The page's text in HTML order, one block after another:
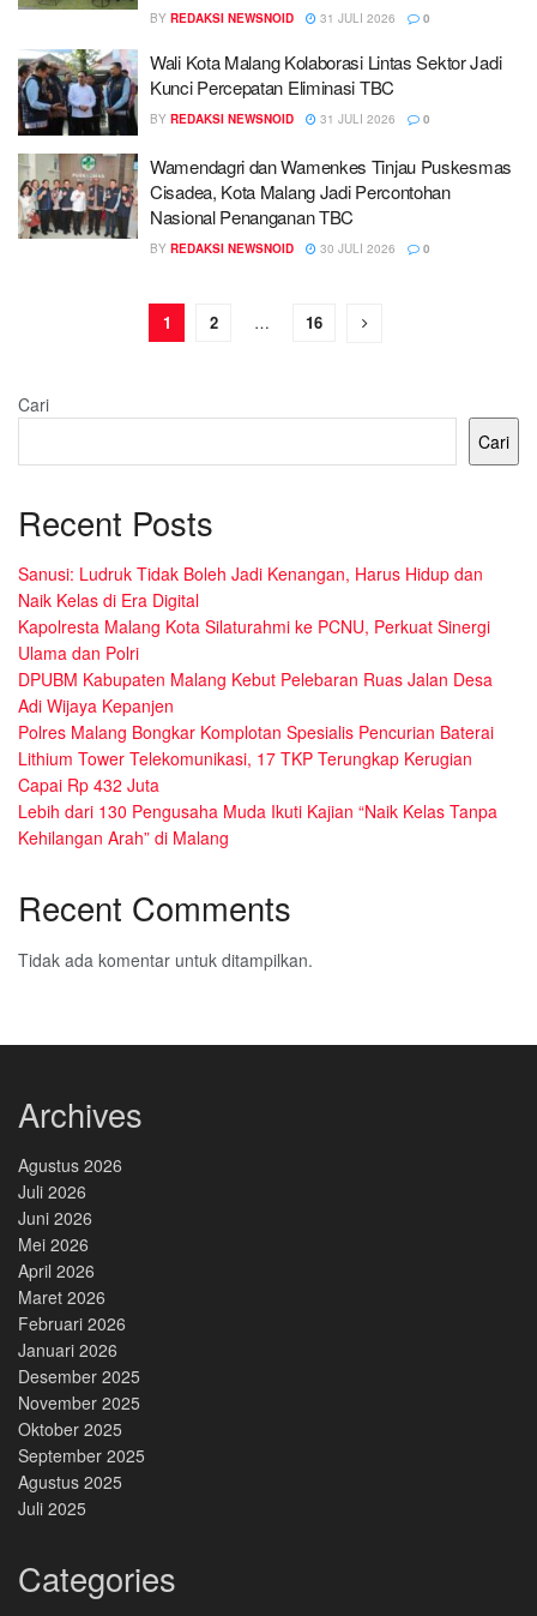
BY REDAKSI NEWSNOID 31 JULI 2026 0
Wali Kota Malang Kolaborasi Lintas Sektor Jadi
Kunci Percepatan Eliminasi TBC
BY REDAKSI NEWSNOID 31 JULI 2026 0
Wamendagri dan Wamenkes Tinjau Puskesmas
Cisadea, Kota Malang Jadi Percontohan
Nasional Penanganan TBC
BY REDAKSI NEWSNOID 30 JULI 2026 0
1 2 … 16
Cari
Cari
Recent Posts
Sanusi: Ludruk Tidak Boleh Jadi Kenangan, Harus Hidup dan
Naik Kelas di Era Digital
Kapolresta Malang Kota Silaturahmi ke PCNU, Perkuat Sinergi
Ulama dan Polri
DPUBM Kabupaten Malang Kebut Pelebaran Ruas Jalan Desa
Adi Wijaya Kepanjen
Polres Malang Bongkar Komplotan Spesialis Pencurian Baterai
Lithium Tower Telekomunikasi, 17 TKP Terungkap Kerugian
Capai Rp 432 Juta
Lebih dari 130 Pengusaha Muda Ikuti Kajian “Naik Kelas Tanpa
Kehilangan Arah” di Malang
Recent Comments
Tidak ada komentar untuk ditampilkan.
Archives
Agustus 2026
Juli 2026
Juni 2026
Mei 2026
April 2026
Maret 2026
Februari 2026
Januari 2026
Desember 2025
November 2025
Oktober 2025
September 2025
Agustus 2025
Juli 2025
Categories